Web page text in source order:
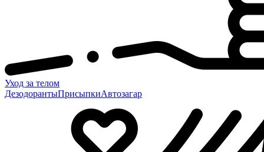
Уход за телом
ДезодорантыПрисыпкиАвтозагар